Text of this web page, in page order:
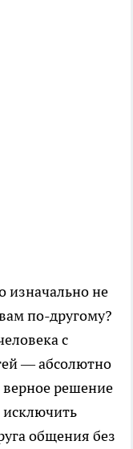
изначально не
по-другому?
с
— абсолютно
решение
общения без